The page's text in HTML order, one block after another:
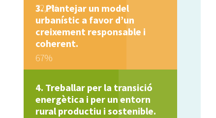
72,2%
Plantejar un model
urbanístic a favor d’un
creixement responsable i
coherent.
67%
Treballar per la transició
energètica i per un entorn
rural productiu i sostenible.